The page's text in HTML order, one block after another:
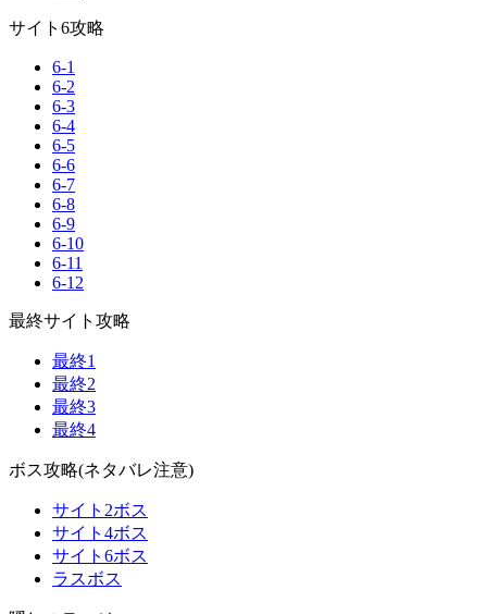
サイト6攻略
6-1
6-2
6-3
6-4
6-5
6-6
6-7
6-8
6-9
6-10
6-11
6-12
最終サイト攻略
最終1
最終2
最終3
最終4
ボス攻略(ネタバレ注意)
サイト2ボス
サイト4ボス
サイト6ボス
ラスボス